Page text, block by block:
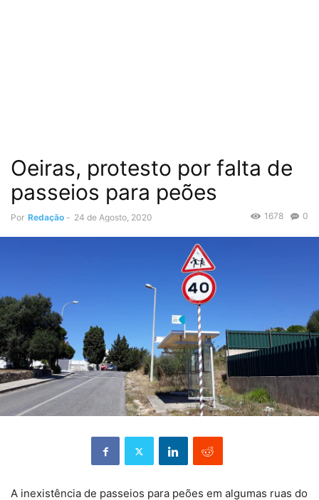
Oeiras, protesto por falta de
passeios para peões
Por Redação - 24 de Agosto, 2020 0
1678
A inexistência de passeios para peões em algumas ruas do